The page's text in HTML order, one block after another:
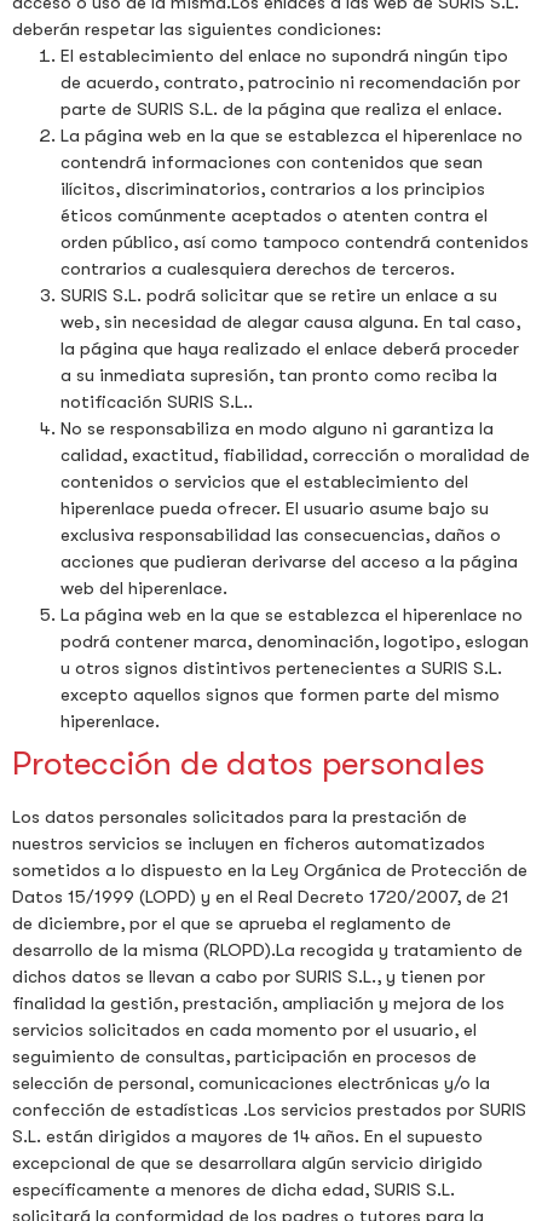
deberán respetar las siguientes condiciones:
El establecimiento del enlace no supondrá ningún tipo
de acuerdo, contrato, patrocinio ni recomendación por
parte de SURIS S.L. de la página que realiza el enlace.
La página web en la que se establezca el hiperenlace no
contendrá informaciones con contenidos que sean
ilícitos, discriminatorios, contrarios a los principios
éticos comúnmente aceptados o atenten contra el
orden público, así como tampoco contendrá contenidos
contrarios a cualesquiera derechos de terceros.
SURIS S.L. podrá solicitar que se retire un enlace a su
web, sin necesidad de alegar causa alguna. En tal caso,
la página que haya realizado el enlace deberá proceder
a su inmediata supresión, tan pronto como reciba la
notificación SURIS S.L..
No se responsabiliza en modo alguno ni garantiza la
calidad, exactitud, fiabilidad, corrección o moralidad de
contenidos o servicios que el establecimiento del
hiperenlace pueda ofrecer. El usuario asume bajo su
exclusiva responsabilidad las consecuencias, daños o
acciones que pudieran derivarse del acceso a la página
web del hiperenlace.
La página web en la que se establezca el hiperenlace no
podrá contener marca, denominación, logotipo, eslogan
u otros signos distintivos pertenecientes a SURIS S.L.
excepto aquellos signos que formen parte del mismo
hiperenlace.
Protección de datos personales
Los datos personales solicitados para la prestación de
nuestros servicios se incluyen en ficheros automatizados
sometidos a lo dispuesto en la Ley Orgánica de Protección de
Datos 15/1999 (LOPD) y en el Real Decreto 1720/2007, de 21
de diciembre, por el que se aprueba el reglamento de
desarrollo de la misma (RLOPD).La recogida y tratamiento de
dichos datos se llevan a cabo por SURIS S.L., y tienen por
finalidad la gestión, prestación, ampliación y mejora de los
servicios solicitados en cada momento por el usuario, el
seguimiento de consultas, participación en procesos de
selección de personal, comunicaciones electrónicas y/o la
confección de estadísticas .Los servicios prestados por SURIS
S.L. están dirigidos a mayores de 14 años. En el supuesto
excepcional de que se desarrollara algún servicio dirigido
específicamente a menores de dicha edad, SURIS S.L.
solicitará la conformidad de los padres o tutores para la